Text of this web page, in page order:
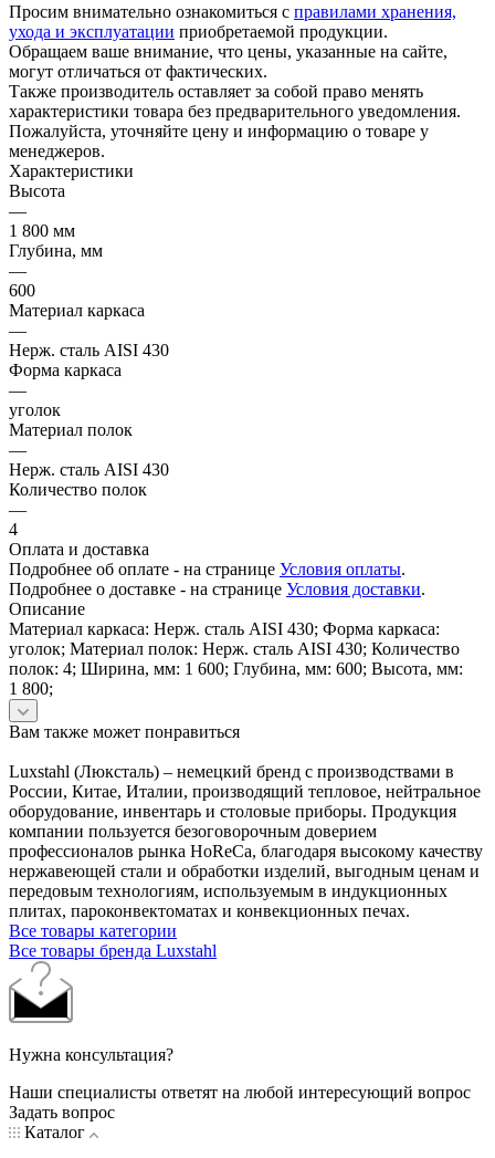
Просим внимательно ознакомиться с правилами хранения,
ухода и эксплуатации приобретаемой продукции.
Обращаем ваше внимание, что цены, указанные на сайте,
могут отличаться от фактических.
Также производитель оставляет за собой право менять
характеристики товара без предварительного уведомления.
Пожалуйста, уточняйте цену и информацию о товаре у
менеджеров.
Характеристики
Высота
—
1 800 мм
Глубина, мм
—
600
Материал каркаса
—
Нерж. сталь AISI 430
Форма каркаса
—
уголок
Материал полок
—
Нерж. сталь AISI 430
Количество полок
—
4
Оплата и доставка
Подробнее об оплате - на странице Условия оплаты.
Подробнее о доставке - на странице Условия доставки.
Описание
Материал каркаса: Нерж. сталь AISI 430; Форма каркаса:
уголок; Материал полок: Нерж. сталь AISI 430; Количество
полок: 4; Ширина, мм: 1 600; Глубина, мм: 600; Высота, мм:
1 800;
Вам также может понравиться
Luxstahl (Люксталь) – немецкий бренд с производствами в
России, Китае, Италии, производящий тепловое, нейтральное
оборудование, инвентарь и столовые приборы. Продукция
компании пользуется безоговорочным доверием
профессионалов рынка HoReCa, благодаря высокому качеству
нержавеющей стали и обработки изделий, выгодным ценам и
передовым технологиям, используемым в индукционных
плитах, пароконвектоматах и конвекционных печах.
Все товары категории
Все товары бренда Luxstahl
Нужна консультация?
Наши специалисты ответят на любой интересующий вопрос
Задать вопрос
Каталог